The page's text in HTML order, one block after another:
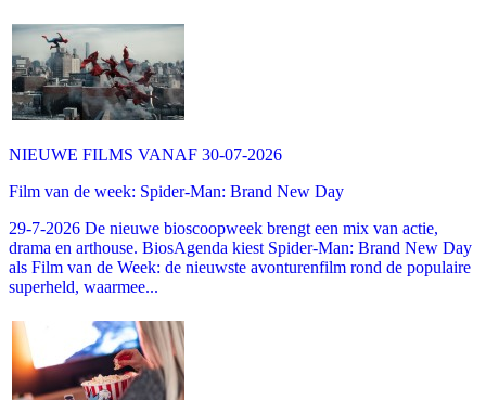
NIEUWE FILMS VANAF 30-07-2026
Film van de week: Spider-Man: Brand New Day
29-7-2026 De nieuwe bioscoopweek brengt een mix van actie,
drama en arthouse. BiosAgenda kiest Spider-Man: Brand New Day
als Film van de Week: de nieuwste avonturenfilm rond de populaire
superheld, waarmee...